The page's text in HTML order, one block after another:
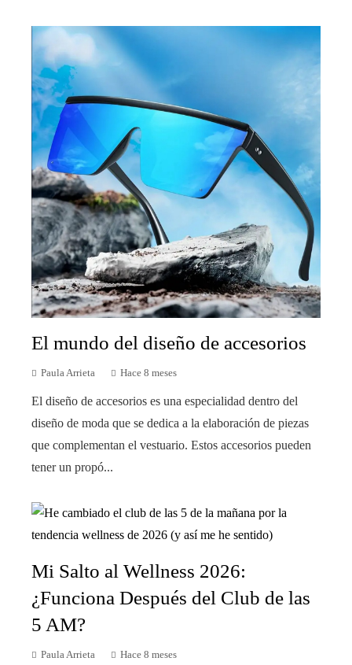
El mundo del diseño de accesorios
Paula Arrieta Hace 8 meses
El diseño de accesorios es una especialidad dentro del
diseño de moda que se dedica a la elaboración de piezas
que complementan el vestuario. Estos accesorios pueden
tener un propó...
Mi Salto al Wellness 2026:
¿Funciona Después del Club de las
5 AM?
Paula Arrieta Hace 8 meses